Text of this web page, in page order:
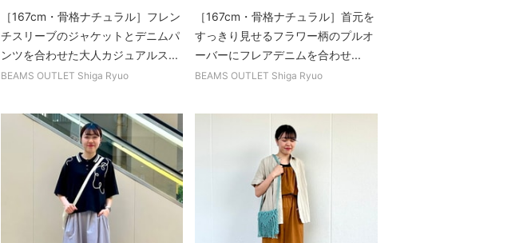
［167cm・骨格ナチュラル］フレン
チスリーブのジャケットとデニムパ
ンツを合わせた大人カジュアルス...
BEAMS OUTLET Shiga Ryuo
［167cm・骨格ナチュラル］首元を
すっきり見せるフラワー柄のプルオ
ーバーにフレアデニムを合わせ...
BEAMS OUTLET Shiga Ryuo